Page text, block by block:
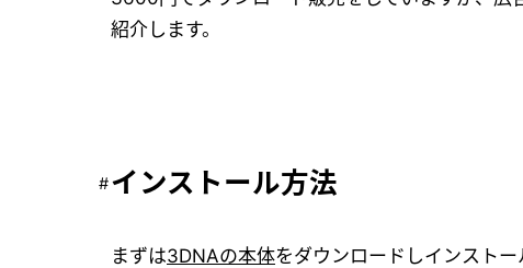
紹介します。
インストール方法
まずは3DNAの本体をダウンロードしインスト